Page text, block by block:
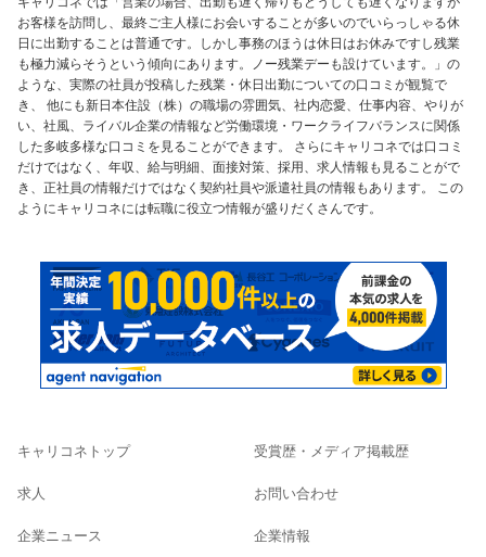
お客様を訪問し、最終ご主人様にお会いすることが多いのでいらっしゃる休
日に出勤することは普通です。しかし事務のほうは休日はお休みですし残業
も極力減らそうという傾向にあります。ノー残業デーも設けています。」の
ような、実際の社員が投稿した残業・休日出勤についての口コミが観覧で
き、 他にも新日本住設（株）の職場の雰囲気、社内恋愛、仕事内容、やりが
い、社風、ライバル企業の情報など労働環境・ワークライフバランスに関係
した多岐多様な口コミを見ることができます。 さらにキャリコネでは口コミ
だけではなく、年収、給与明細、面接対策、採用、求人情報も見ることがで
き、正社員の情報だけではなく契約社員や派遣社員の情報もあります。 この
ようにキャリコネには転職に役立つ情報が盛りだくさんです。
キャリコネトップ
求人
企業ニュース
受賞歴・メディア掲載歴
お問い合わせ
企業情報